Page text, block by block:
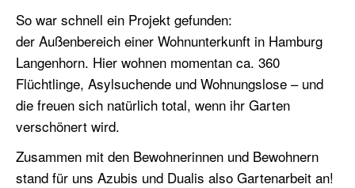
So war schnell ein Projekt gefunden:
der Außenbereich einer Wohnunterkunft in Hamburg
Langenhorn. Hier wohnen momentan ca. 360
Flüchtlinge, Asylsuchende und Wohnungslose – und
die freuen sich natürlich total, wenn ihr Garten
verschönert wird.
Zusammen mit den Bewohnerinnen und Bewohnern
stand für uns Azubis und Dualis also Gartenarbeit an!